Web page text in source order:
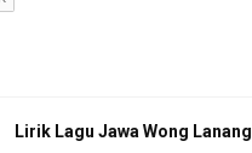
Lirik Lagu Jawa Wong Lanang